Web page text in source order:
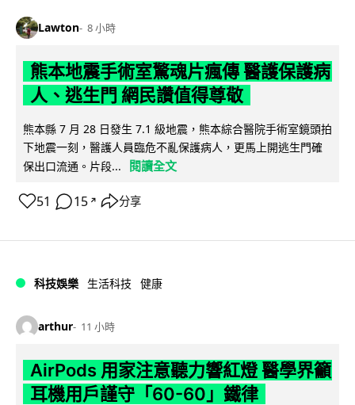
Lawton 8 小時
熊本地震手術室驚魂片瘋傳 醫護保護病
人、逃生門 網民讚值得尊敬
熊本縣 7 月 28 日發生 7.1 級地震，熊本綜合醫院手術室鏡頭拍
下地震一刻，醫護人員臨危不亂保護病人，更馬上開逃生門確
保出口流通。片段...
閱讀全文
51 15 ↗ 分享
科技娛樂 生活科技 健康
arthur 11 小時
AirPods 用家注意聽力響紅燈 醫學界籲
耳機用戶謹守「60-60」鐵律